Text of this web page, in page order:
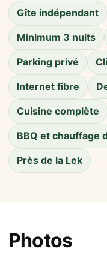
Gîte indépendant
Minimum 3 nuits
Parking privé
Internet fibre
Cuisine complète
BBQ et chauffage
Près de la Lek
Photos